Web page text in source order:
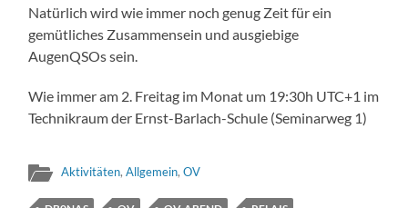
Natürlich wird wie immer noch genug Zeit für ein
gemütliches Zusammensein und ausgiebige
AugenQSOs sein.
Wie immer am 2. Freitag im Monat um 19:30h UTC+1 im
Technikraum der Ernst-Barlach-Schule (Seminarweg 1)
Aktivitäten,Allgemein,OV